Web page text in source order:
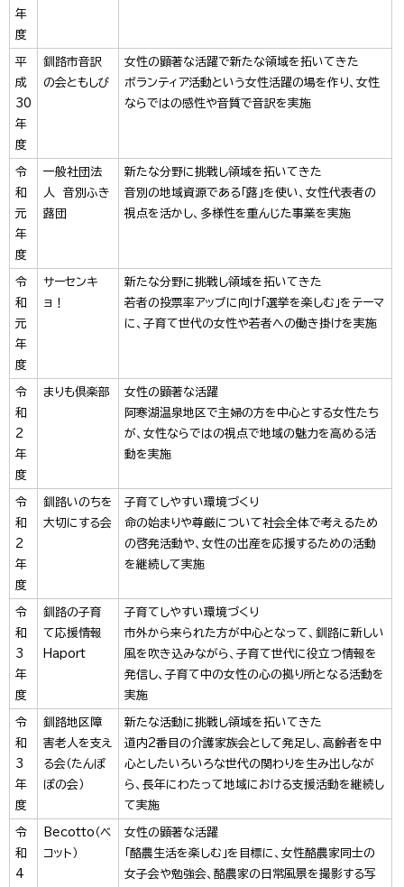
年
度
平
成
30
年
度
釧路市音訳
の会ともしび
女性の顕著な活躍で新たな領域を拓いてきた
ボランティア活動という女性活躍の場を作り、女性
ならではの感性や音質で音訳を実施
令
和
元
年
度
一般社団法
人 音別ふき
蕗団
新たな分野に挑戦し領域を拓いてきた
音別の地域資源である「蕗」を使い、女性代表者の
視点を活かし、多様性を重んじた事業を実施
令
和
元
年
度
サーセンキ
ョ！
新たな分野に挑戦し領域を拓いてきた
若者の投票率アップに向け「選挙を楽しむ」をテーマ
に、子育て世代の女性や若者への働き掛けを実施
令
和
2
年
度
まりも倶楽部
女性の顕著な活躍
阿寒湖温泉地区で主婦の方を中心とする女性たち
が、女性ならではの視点で地域の魅力を高める活
動を実施
令
和
2
年
度
釧路いのちを
大切にする会
子育てしやすい環境づくり
命の始まりや尊厳について社会全体で考えるため
の啓発活動や、女性の出産を応援するための活動
を継続して実施
令
和
3
年
度
釧路の子育
て応援情報
Haport
子育てしやすい環境づくり
市外から来られた方が中心となって、釧路に新しい
風を吹き込みながら、子育て世代に役立つ情報を
発信し、子育て中の女性の心の拠り所となる活動を
実施
令
和
3
年
度
釧路地区障
害老人を支え
る会（たんぽ
ぽの会）
新たな活動に挑戦し領域を拓いてきた
道内2番目の介護家族会として発足し、高齢者を中
心としたいろいろな世代の関わりを生み出しなが
ら、長年にわたって地域における支援活動を継続し
て実施
令
和
4
Becotto（ベ
コット）
女性の顕著な活躍
「酪農生活を楽しむ」を目標に、女性酪農家同士の
女子会や勉強会、酪農家の日常風景を撮影する写